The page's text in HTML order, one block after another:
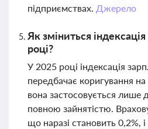
підприємствах. Джерело
Як зміниться
році?
У 2025 році індексація
передбачає коригування
вона застосовується лише
повною зайнятістю.
що наразі становить 0,2%,